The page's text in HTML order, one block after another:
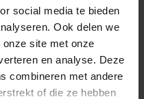
social media te bieden
Ook delen we
site met onze
en analyse. Deze
combineren met andere
of die ze hebben